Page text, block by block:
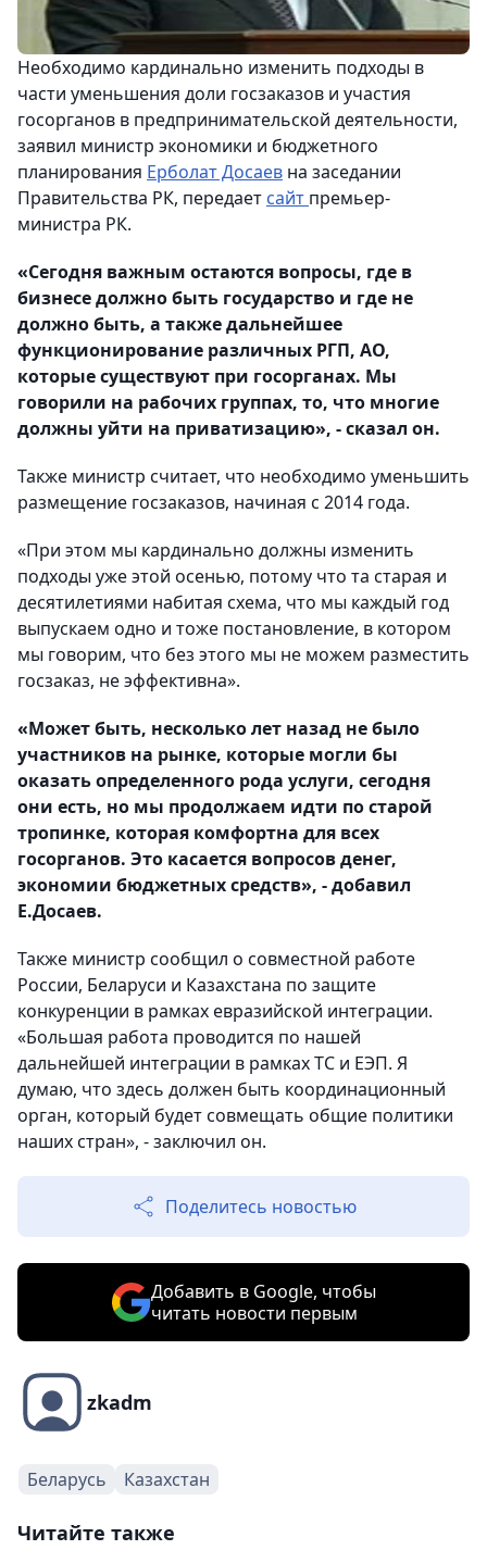
Необходимо кардинально изменить подходы в
части уменьшения доли госзаказов и участия
госорганов в предпринимательской деятельности,
заявил министр экономики и бюджетного
планирования Ерболат Досаев на заседании
Правительства РК, передает сайт премьер-
министра РК.
«Сегодня важным остаются вопросы, где в
бизнесе должно быть государство и где не
должно быть, а также дальнейшее
функционирование различных РГП, АО,
которые существуют при госорганах. Мы
говорили на рабочих группах, то, что многие
должны уйти на приватизацию», - сказал он.
Также министр считает, что необходимо уменьшить
размещение госзаказов, начиная с 2014 года.
«При этом мы кардинально должны изменить
подходы уже этой осенью, потому что та старая и
десятилетиями набитая схема, что мы каждый год
выпускаем одно и тоже постановление, в котором
мы говорим, что без этого мы не можем разместить
госзаказ, не эффективна».
«Может быть, несколько лет назад не было
участников на рынке, которые могли бы
оказать определенного рода услуги, сегодня
они есть, но мы продолжаем идти по старой
тропинке, которая комфортна для всех
госорганов. Это касается вопросов денег,
экономии бюджетных средств», - добавил
Е.Досаев.
Также министр сообщил о совместной работе
России, Беларуси и Казахстана по защите
конкуренции в рамках евразийской интеграции.
«Большая работа проводится по нашей
дальнейшей интеграции в рамках ТС и ЕЭП. Я
думаю, что здесь должен быть координационный
орган, который будет совмещать общие политики
наших стран», - заключил он.
Поделитесь новостью
Добавить в Google, чтобы
читать новости первым
zkadm
Беларусь Казахстан
Читайте также